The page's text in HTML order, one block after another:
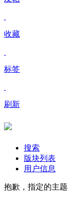
收藏
标签
刷新
搜索
版块列表
用户信息
抱歉，指定的主